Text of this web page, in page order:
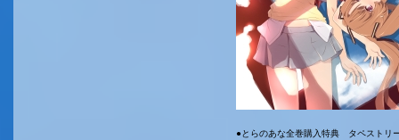
●とらのあな全巻購入特典 タペストリ